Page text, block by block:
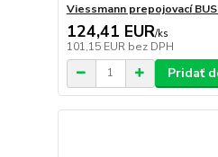
Viessmann prepojovací
124,41 EUR/ks
101,15 EUR bez DPH
Pridať